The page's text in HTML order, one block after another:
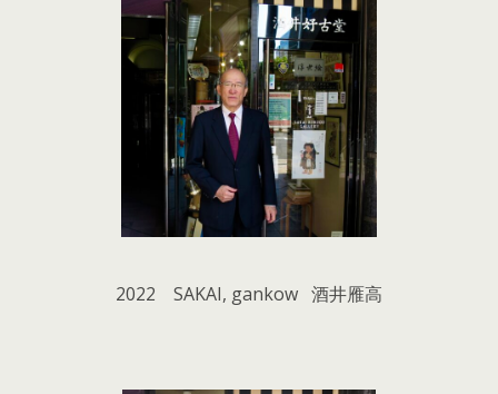
2022 SAKAI, gankow 酒井雁高